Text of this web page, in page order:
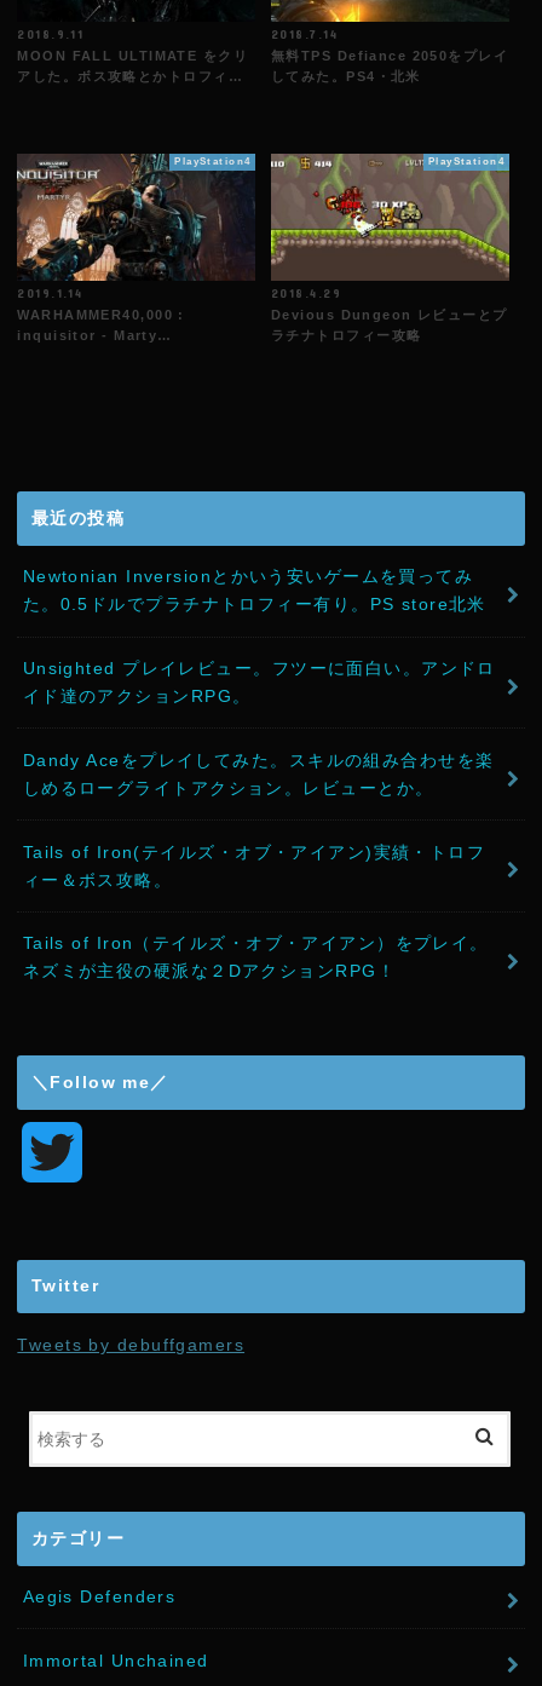
2018.9.11
MOON FALL ULTIMATE をクリ
アした。ボス攻略とかトロフィ…
2018.7.14
無料TPS Defiance 2050をプレイ
してみた。PS4・北米
PlayStation4
2019.1.14
WARHAMMER40,000 :
inquisitor - Marty…
PlayStation4
2018.4.29
Devious Dungeon レビューとプ
ラチナトロフィー攻略
最近の投稿
Newtonian Inversionとかいう安いゲームを買ってみ
た。0.5ドルでプラチナトロフィー有り。PS store北米
Unsighted プレイレビュー。フツーに面白い。アンドロ
イド達のアクションRPG。
Dandy Aceをプレイしてみた。スキルの組み合わせを楽
しめるローグライトアクション。レビューとか。
Tails of Iron(テイルズ・オブ・アイアン)実績・トロフ
ィー＆ボス攻略。
Tails of Iron（テイルズ・オブ・アイアン）をプレイ。
ネズミが主役の硬派な２DアクションRPG！
＼Follow me／
e
r
Twitter
Tweets by debuffgamers
カテゴリー
Aegis Defenders
Immortal Unchained